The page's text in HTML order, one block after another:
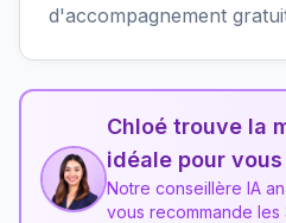
d'accompagnement
Chloé trouve la
idéale pour vous
Notre conseillère IA
vous recommande les